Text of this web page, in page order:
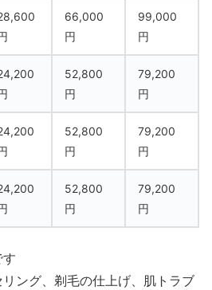
66,000
円
99,000
円
52,800
円
79,200
円
52,800
円
79,200
円
52,800
円
79,200
円
ング、剃毛の仕上げ、肌トラブ